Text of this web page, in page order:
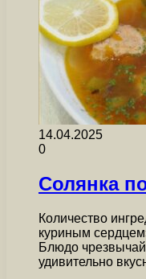
14.04.2025
0
Солянка
Количество
куриным
Блюдо
удивительно